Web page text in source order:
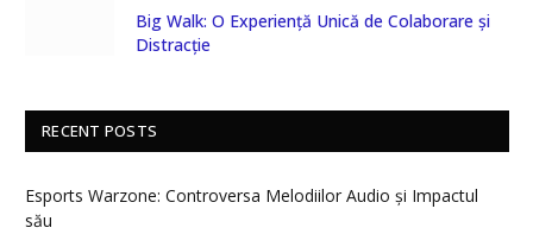
Big Walk: O Experiență Unică de Colaborare și
Distracție
RECENT POSTS
Esports Warzone: Controversa Melodiilor Audio și Impactul
său